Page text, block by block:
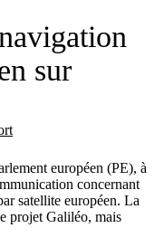
sur
européen (PE), à
concernant
satellite européen. La
projet Galiléo, mais